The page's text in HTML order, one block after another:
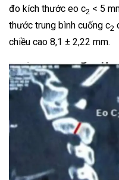
đo kích thước eo c2 < 5
thước trung bình cuống c2
chiều cao 8,1 ± 2,22 mm.